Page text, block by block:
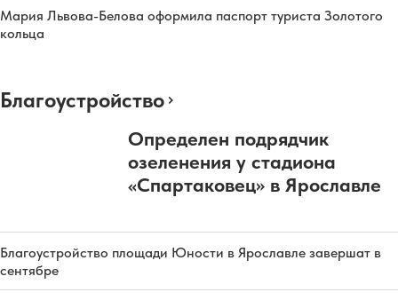
Мария Львова-Белова оформила паспорт туриста Золотого
кольца
Благоустройство
Определен подрядчик
озеленения у стадиона
«Спартаковец» в Ярославле
Благоустройство площади Юности в Ярославле завершат в
сентябре